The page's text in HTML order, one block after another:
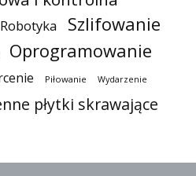
Robotyka Szlifowanie
Oprogramowanie
Piłowanie Wydarzenie
płytki skrawające